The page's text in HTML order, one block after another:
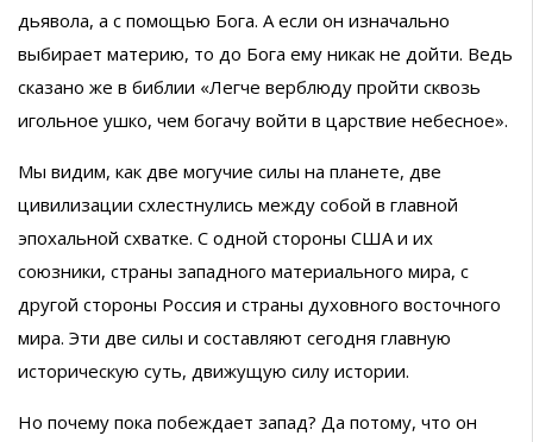
дьявола, а с помощью Бога. А если он изначально
выбирает материю, то до Бога ему никак не дойти. Ведь
сказано же в библии «Легче верблюду пройти сквозь
игольное ушко, чем богачу войти в царствие небесное».
Мы видим, как две могучие силы на планете, две
цивилизации схлестнулись между собой в главной
эпохальной схватке. С одной стороны США и их
союзники, страны западного материального мира, с
другой стороны Россия и страны духовного восточного
мира. Эти две силы и составляют сегодня главную
историческую суть, движущую силу истории.
Но почему пока побеждает запад? Да потому, что он